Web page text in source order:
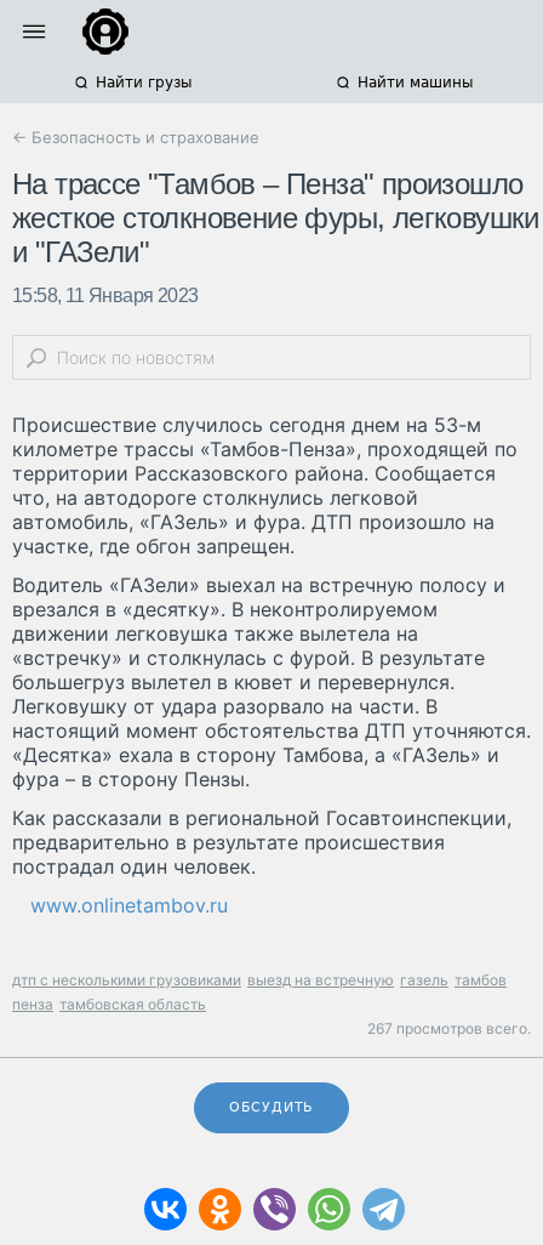
Найти грузы Найти машины
← Безопасность и страхование
На трассе "Тамбов – Пенза" произошло
жесткое столкновение фуры, легковушки
и "ГАЗели"
15:58, 11 Января 2023
Происшествие случилось сегодня днем на 53-м
километре трассы «Тамбов-Пенза», проходящей по
территории Рассказовского района. Сообщается
что, на автодороге столкнулись легковой
автомобиль, «ГАЗель» и фура. ДТП произошло на
участке, где обгон запрещен.
Водитель «ГАЗели» выехал на встречную полосу и
врезался в «десятку». В неконтролируемом
движении легковушка также вылетела на
«встречку» и столкнулась с фурой. В результате
большегруз вылетел в кювет и перевернулся.
Легковушку от удара разорвало на части. В
настоящий момент обстоятельства ДТП уточняются.
«Десятка» ехала в сторону Тамбова, а «ГАЗель» и
фура – в сторону Пензы.
Как рассказали в региональной Госавтоинспекции,
предварительно в результате происшествия
пострадал один человек.
www.onlinetambov.ru
дтп с несколькими грузовиками выезд на встречную газель тамбов
пенза тамбовская область
267 просмотров всего.
ОБСУДИТЬ